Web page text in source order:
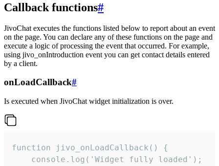
Callback functions#
JivoChat executes the functions listed below to report about an event
on the page. You can declare any of these functions on the page and
execute a logic of processing the event that occurred. For example,
using jivo_onIntroduction event you can get contact details entered
by a client.
onLoadCallback#
Is executed when JivoChat widget initialization is over.
function jivo_onLoadCallback() {
    console.log('Widget fully loaded');